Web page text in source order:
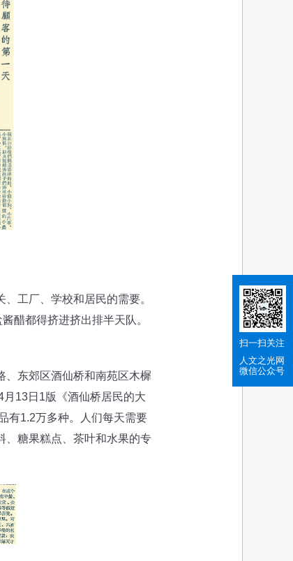
工厂、学校和居民的需要。
醋都得挤进挤出排半天队。
东郊区酒仙桥和南苑区木樨
13日1版《酒仙桥居民的大
有1.2万多种。人们每天需要
、糖果糕点、茶叶和水果的专
扫一扫关注
人文之光网
微信公众号